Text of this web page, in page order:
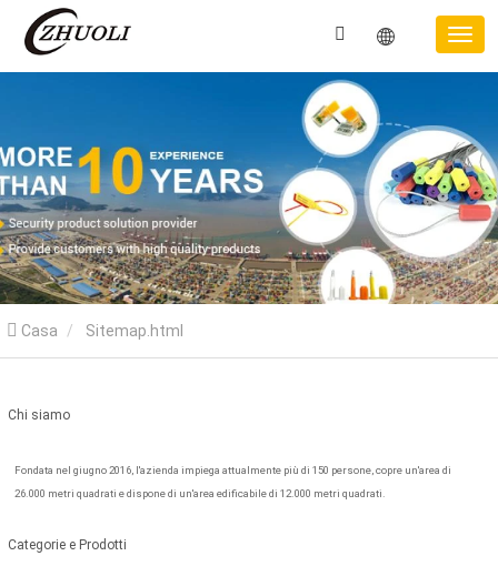
Casa Sitemap.html
Chi siamo
Fondata nel giugno 2016, l'azienda impiega attualmente più di 150 persone, copre un'area di
26.000 metri quadrati e dispone di un'area edificabile di 12.000 metri quadrati.
Categorie e Prodotti